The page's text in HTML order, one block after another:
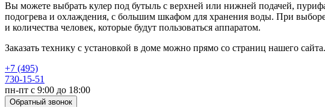
Вы можете выбрать кулер под бутыль с верхней или нижней подачей,
подогрева и охлаждения, с большим шкафом для хранения воды. При
и количества человек, которые будут пользоваться аппаратом.
Заказать технику с установкой в доме можно прямо со страниц нашего сайта.
+7 (495)
730-15-51
пн-пт с 9:00 до 18:00
Обратный звонок